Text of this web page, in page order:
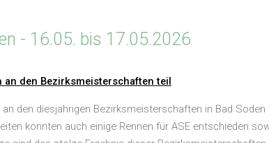
- 16.05. bis 17.05.2026
an den Bezirksmeisterschaften teil
den diesjährigen Bezirksmeisterschaften in Bad
konnten auch einige Rennen für ASE entschieden